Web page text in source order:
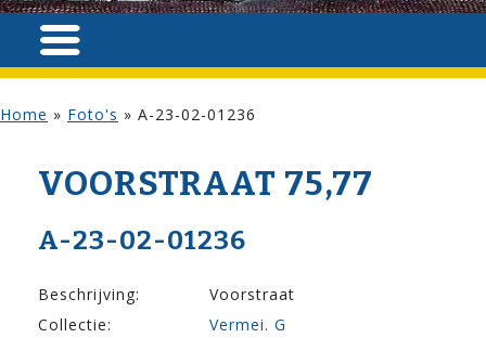
Home » Foto's » A-23-02-01236
VOOR­STRAAT 75,77
A-23-02-01236
Beschrijving:
Voorstraat
Collectie:
Vermei. G